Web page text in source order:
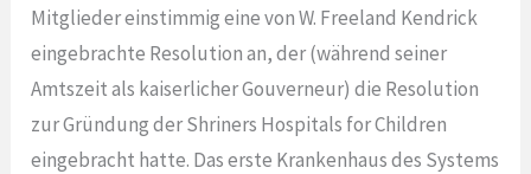
Mitglieder einstimmig eine von W. Freeland Kendrick
eingebrachte Resolution an, der (während seiner
Amtszeit als kaiserlicher Gouverneur) die Resolution
zur Gründung der Shriners Hospitals for Children
eingebracht hatte. Das erste Krankenhaus des Systems